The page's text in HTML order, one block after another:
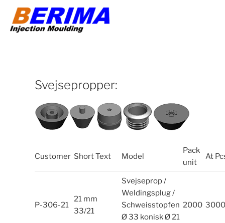
Svejsepropper:
Customer Short Text Model
Pack
unit
At
P-306-21
21 mm
33/21
Svejseprop /
Weldingsplug /
Schweisstopfen
Ø 33 konisk Ø 21
2000